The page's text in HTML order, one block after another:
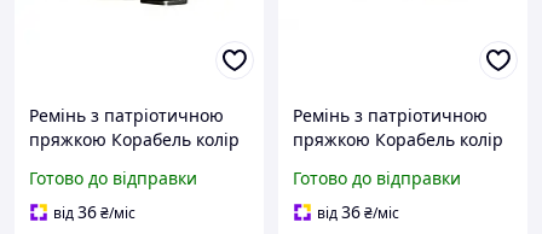
Ремінь з патріотичною
пряжкою Корабель колір
Готово до відправки
від36₴/міс
Ремінь з патріотичною
пряжкою Корабель колір
Готово до відправки
від36₴/міс